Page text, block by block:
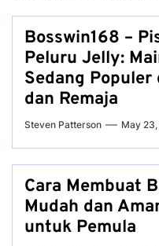
Bosswin168 –
Peluru Jelly:
Sedang
dan Remaja
Steven Patterson May
Cara Membuat
Mudah dan
untuk Pemula